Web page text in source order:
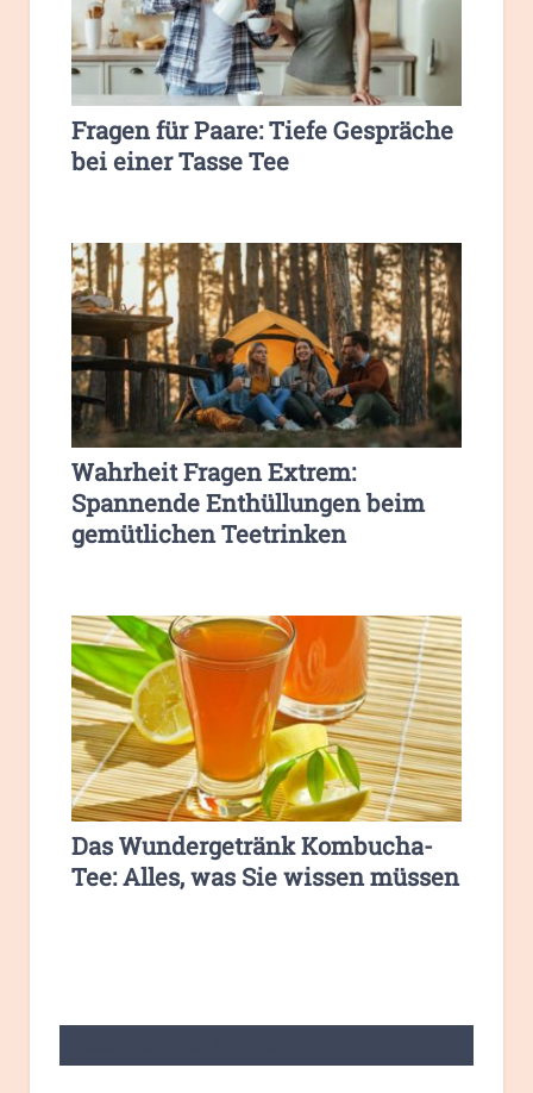
Fragen für Paare: Tiefe Gespräche
bei einer Tasse Tee
Wahrheit Fragen Extrem:
Spannende Enthüllungen beim
gemütlichen Teetrinken
Das Wundergetränk Kombucha-
Tee: Alles, was Sie wissen müssen